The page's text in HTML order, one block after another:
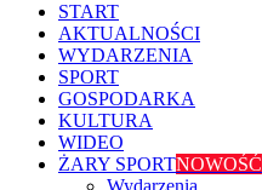
START
AKTUALNOŚCI
WYDARZENIA
SPORT
GOSPODARKA
KULTURA
WIDEO
ŻARY SPORTNOWOŚĆ
Wydarzenia